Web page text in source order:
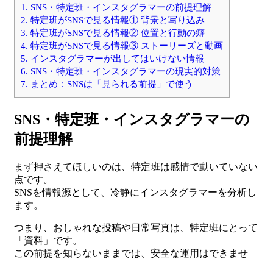
1. SNS・特定班・インスタグラマーの前提理解
2. 特定班がSNSで見る情報① 背景と写り込み
3. 特定班がSNSで見る情報② 位置と行動の癖
4. 特定班がSNSで見る情報③ ストーリーズと動画
5. インスタグラマーが出してはいけない情報
6. SNS・特定班・インスタグラマーの現実的対策
7. まとめ：SNSは「見られる前提」で使う
SNS・特定班・インスタグラマーの
前提理解
まず押さえてほしいのは、特定班は感情で動いていない
点です。
SNSを情報源として、冷静にインスタグラマーを分析し
ます。
つまり、おしゃれな投稿や日常写真は、特定班にとって
「資料」です。
この前提を知らないままでは、安全な運用はできませ